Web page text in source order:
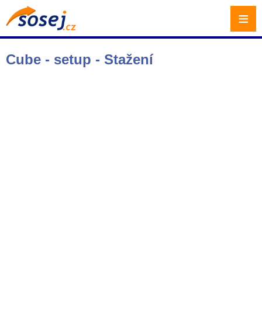
Cube - setup - Stažení
≡